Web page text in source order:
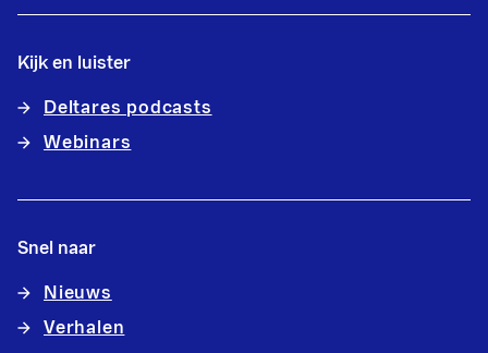
Kijk en luister
Deltares podcasts
Webinars
Snel naar
Nieuws
Verhalen